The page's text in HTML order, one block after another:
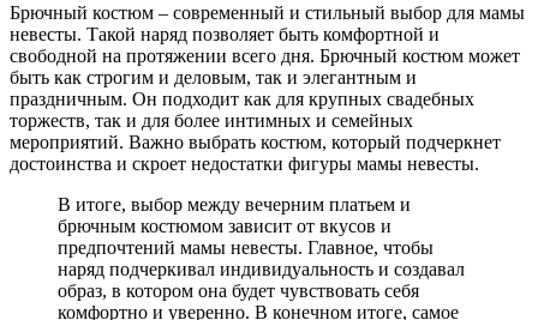
Брючный костюм – современный и стильный выбор для мамы
невесты. Такой наряд позволяет быть комфортной и
свободной на протяжении всего дня. Брючный костюм может
быть как строгим и деловым, так и элегантным и
праздничным. Он подходит как для крупных свадебных
торжеств, так и для более интимных и семейных
мероприятий. Важно выбрать костюм, который подчеркнет
достоинства и скроет недостатки фигуры мамы невесты.
В итоге, выбор между вечерним платьем и
брючным костюмом зависит от вкусов и
предпочтений мамы невесты. Главное, чтобы
наряд подчеркивал индивидуальность и создавал
образ, в котором она будет чувствовать себя
комфортно и уверенно. В конечном итоге, самое